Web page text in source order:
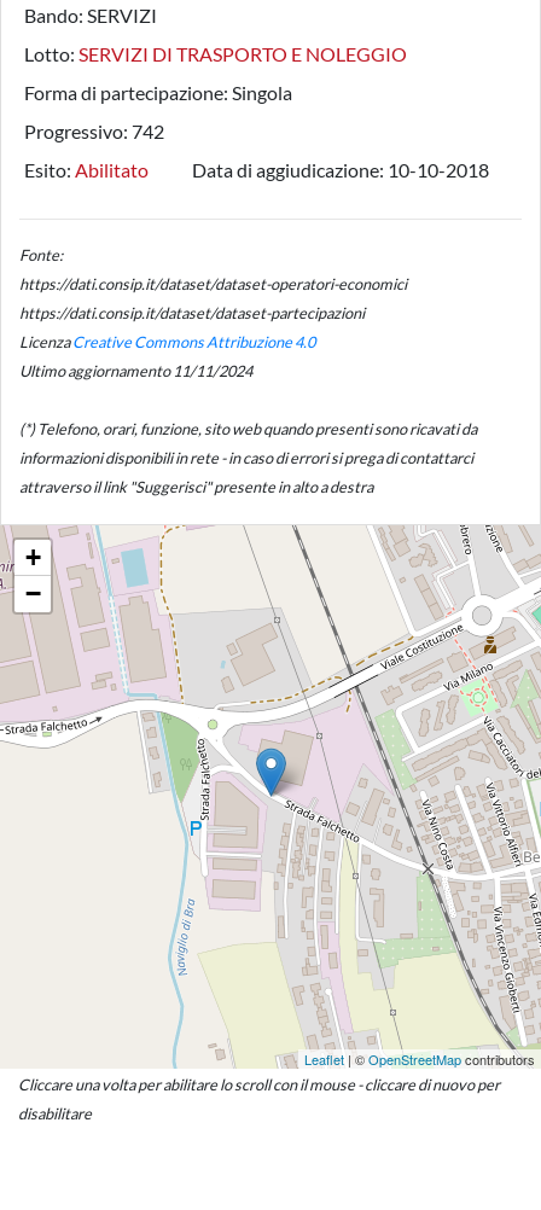
Bando: SERVIZI
Lotto: SERVIZI DI TRASPORTO E NOLEGGIO
Forma di partecipazione: Singola
Progressivo: 742
Esito: Abilitato Data di aggiudicazione: 10-10-2018
Fonte:
https://dati.consip.it/dataset/dataset-operatori-economici
https://dati.consip.it/dataset/dataset-partecipazioni
LicenzaCreative Commons Attribuzione 4.0
Ultimo aggiornamento 11/11/2024
(*) Telefono, orari, funzione, sito web quando presenti sono ricavati da
informazioni disponibili in rete - in caso di errori si prega di contattarci
attraverso il link "Suggerisci" presente in alto a destra
+
−
Leaflet | ©OpenStreetMapcontributors
Cliccare una volta per abilitare lo scroll con il mouse - cliccare di nuovo per
disabilitare